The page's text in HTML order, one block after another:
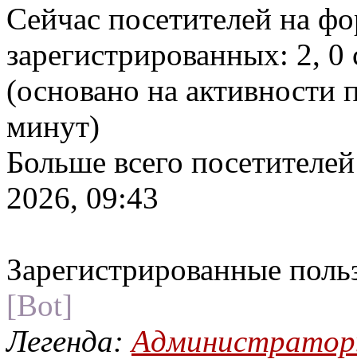
Сейчас посетителей на
зарегистрированных: 2,
(основано на активности
минут)
Больше всего
2026, 09:43
Зарегистрированные
[Bot]
Легенда: